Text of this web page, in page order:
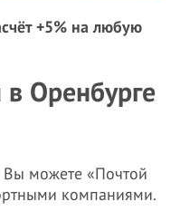
+5% на любую
Оренбурге
Вы можете «Почтой
компаниями.